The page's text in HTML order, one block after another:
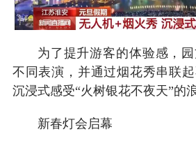
为了提升游客的体验感，
不同表演，并通过烟花秀串联
沉浸式感受“火树银花不夜天”的浪
新春灯会启幕